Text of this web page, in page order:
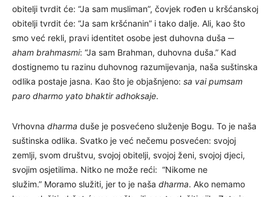
obitelji tvrdit će: “Ja sam musliman”, čovjek rođen u kršćanskoj
obitelji tvrdit će: “Ja sam kršćnanin” i tako dalje. Ali, kao što
smo već rekli, pravi identitet osobe jest duhovna duša ─
aham brahmasmi: “Ja sam Brahman, duhovna duša.” Kad
dostignemo tu razinu duhovnog razumijevanja, naša suštinska
odlika postaje jasna. Kao što je objašnjeno: sa vai pumsam
paro dharmo yato bhaktir adhoksaje.
Vrhovna dharma duše je posvećeno služenje Bogu. To je naša
suštinska odlika. Svatko je već nečemu posvećen: svojoj
zemlji, svom društvu, svojoj obitelji, svojoj ženi, svojoj djeci,
svojim osjetilima. Nitko ne može reći: “Nikome ne
služim.” Moramo služiti, jer to je naša dharma. Ako nemamo